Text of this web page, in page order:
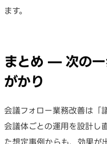
ます。
まとめ — 次の
がかり
会議フォロー業務改善は「
会議体ごとの運用を設計し